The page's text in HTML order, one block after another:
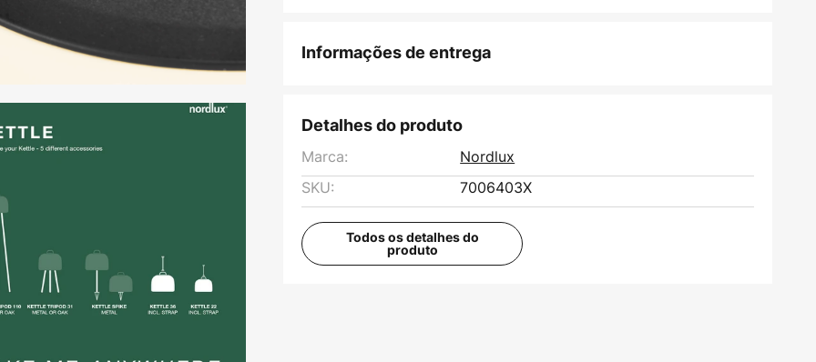
Informações de entrega
Detalhes do produto
Marca:
Nordlux
SKU:
7006403X
Todos os detalhes do
produto